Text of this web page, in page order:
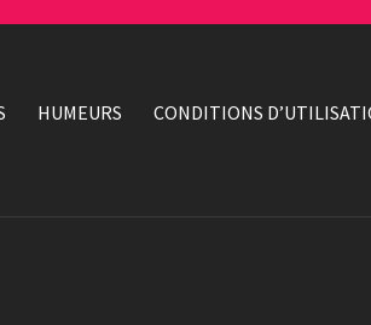
HUMEURS
CONDITIONS